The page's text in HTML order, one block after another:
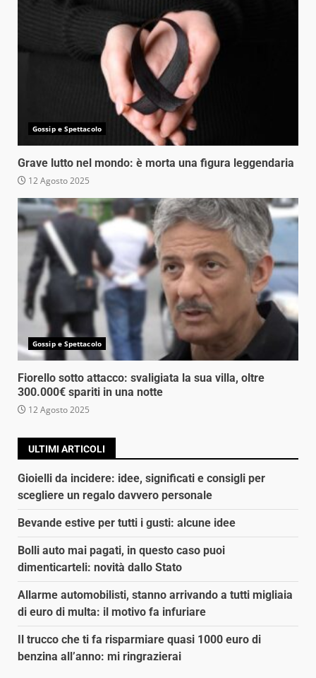
Gossip e Spettacolo
Grave lutto nel mondo: è morta una figura leggendaria
12 Agosto 2025
Gossip e Spettacolo
Fiorello sotto attacco: svaligiata la sua villa, oltre
300.000€ spariti in una notte
12 Agosto 2025
ULTIMI ARTICOLI
Gioielli da incidere: idee, significati e consigli per
scegliere un regalo davvero personale
Bevande estive per tutti i gusti: alcune idee
Bolli auto mai pagati, in questo caso puoi
dimenticarteli: novità dallo Stato
Allarme automobilisti, stanno arrivando a tutti migliaia
di euro di multa: il motivo fa infuriare
Il trucco che ti fa risparmiare quasi 1000 euro di
benzina all’anno: mi ringrazierai